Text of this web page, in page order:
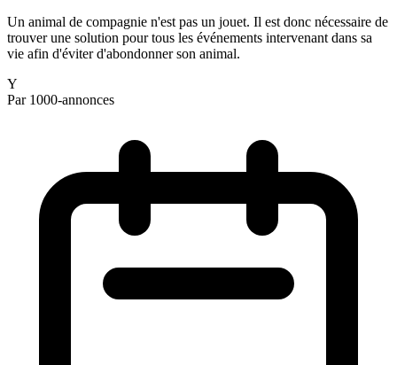
Un animal de compagnie n'est pas un jouet. Il est donc nécessaire de
trouver une solution pour tous les événements intervenant dans sa
vie afin d'éviter d'abondonner son animal.
Y
Par 1000-annonces